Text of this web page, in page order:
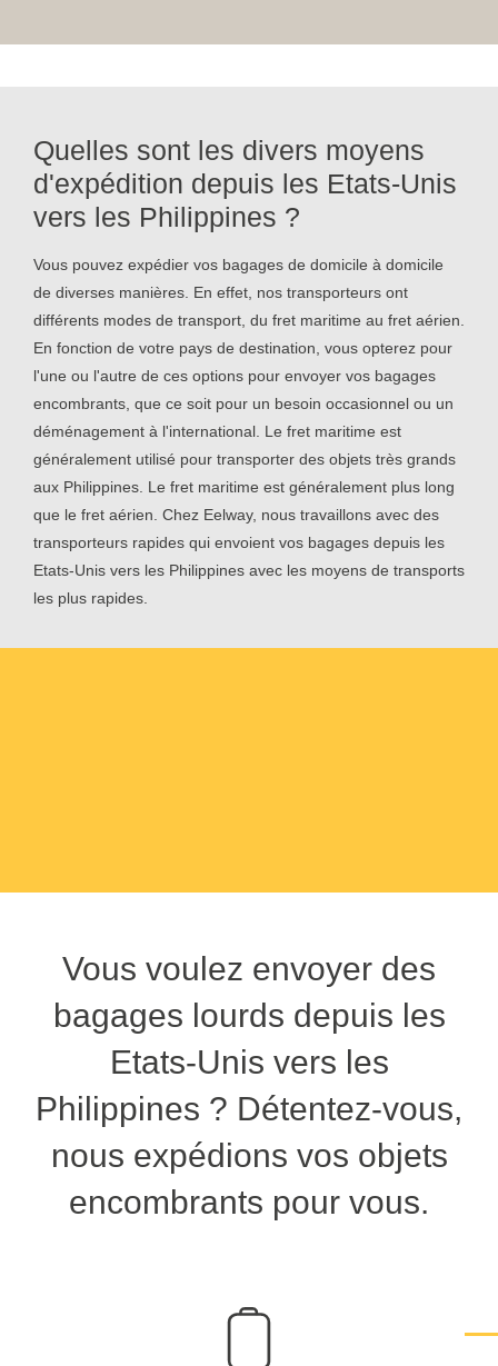
Quelles sont les divers moyens
d'expédition depuis les Etats-Unis
vers les Philippines ?
Vous pouvez expédier vos bagages de domicile à domicile
de diverses manières. En effet, nos transporteurs ont
différents modes de transport, du fret maritime au fret aérien.
En fonction de votre pays de destination, vous opterez pour
l'une ou l'autre de ces options pour envoyer vos bagages
encombrants, que ce soit pour un besoin occasionnel ou un
déménagement à l'international. Le fret maritime est
généralement utilisé pour transporter des objets très grands
aux Philippines. Le fret maritime est généralement plus long
que le fret aérien. Chez Eelway, nous travaillons avec des
transporteurs rapides qui envoient vos bagages depuis les
Etats-Unis vers les Philippines avec les moyens de transports
les plus rapides.
Vous voulez envoyer des
bagages lourds depuis les
Etats-Unis vers les
Philippines ? Détentez-vous,
nous expédions vos objets
encombrants pour vous.